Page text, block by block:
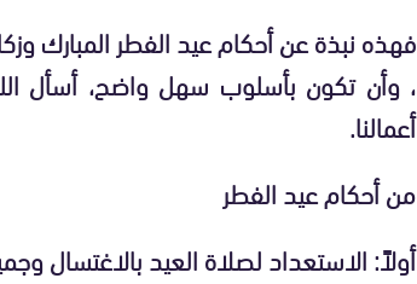
فهذه نبذة عن أحكام عيد الفطر المبارك
، وأن تكون بأسلوب سهل واضح، أسأل
أعمالنا.
من أحكام عيد الفطر
أولاً: الاستعداد لصلاة العيد بالاغتسال